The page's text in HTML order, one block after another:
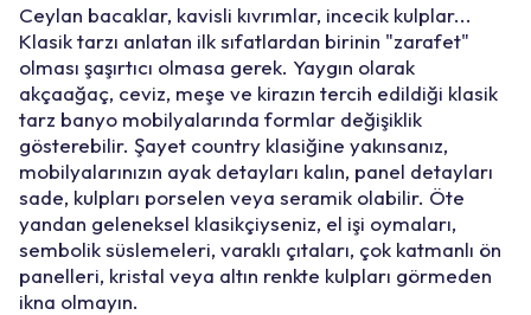
Ceylan bacaklar, kavisli kıvrımlar, incecik kulplar...
Klasik tarzı anlatan ilk sıfatlardan birinin "zarafet"
olması şaşırtıcı olmasa gerek. Yaygın olarak
akçaağaç, ceviz, meşe ve kirazın tercih edildiği klasik
tarz banyo mobilyalarında formlar değişiklik
gösterebilir. Şayet country klasiğine yakınsanız,
mobilyalarınızın ayak detayları kalın, panel detayları
sade, kulpları porselen veya seramik olabilir. Öte
yandan geleneksel klasikçiyseniz, el işi oymaları,
sembolik süslemeleri, varaklı çıtaları, çok katmanlı ön
panelleri, kristal veya altın renkte kulpları görmeden
ikna olmayın.